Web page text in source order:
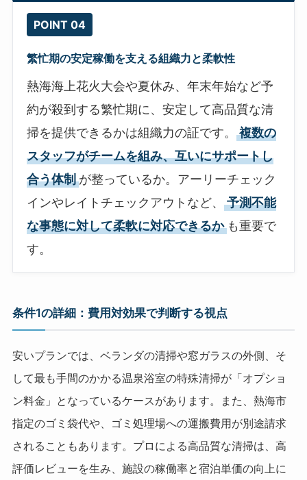
POINT 04
繁忙期の安定稼働を支える組織力と柔軟性
熱海海上花火大会や夏休み、年末年始など予
約が殺到する繁忙期に、安定して高品質な清
掃を提供できるかは組織力の証です。
複数の
スタッフがチームを組み、互いにサポートし
合う体制が整っているか。アーリーチェック
インやレイトチェックアウトなど、
予測不能
な事態に対して柔軟に対応できるかも重要で
す。
条件1の詳細：費用対効果で判断する視点
安いプランでは、ベランダの清掃や窓ガラスの外側、そ
して最も手間のかかる温泉浴室の特殊清掃が「オプショ
ン料金」となっているケースがあります。また、熱海市
指定のゴミ袋代や、ゴミ処理場への運搬費用が別途請求
されることもあります。プロによる高品質な清掃は、高
評価レビューを生み、施設の稼働率と宿泊単価の向上に